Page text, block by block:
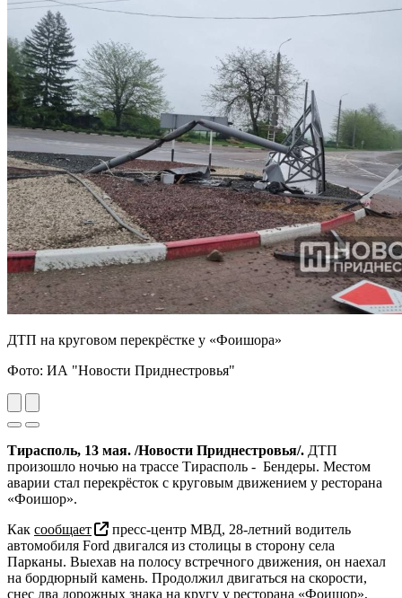
ДТП на круговом перекрёстке у «Фоишора»
Фото: ИА "Новости Приднестровья"
Previous
Next
Тирасполь, 13 мая. /Новости Приднестровья/. ДТП
произошло ночью на трассе Тирасполь - Бендеры. Местом
аварии стал перекрёсток с круговым движением у ресторана
«Фоишор».
Как сообщает
пресс-центр МВД, 28-летний водитель
автомобиля Ford двигался из столицы в сторону села
Парканы. Выехав на полосу встречного движения, он наехал
на бордюрный камень. Продолжил двигаться на скорости,
снес два дорожных знака на кругу у ресторана «Фоишор»,